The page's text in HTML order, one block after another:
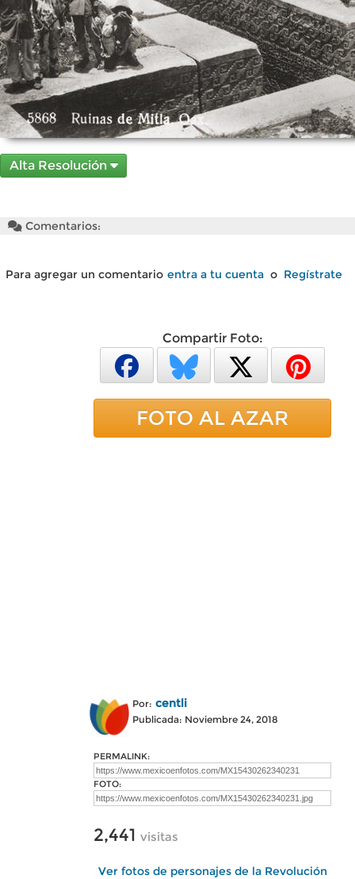
Alta Resolución
Comentarios:
Para agregar un comentario entra a tu cuenta o Regístrate
Compartir Foto:
FOTO AL AZAR
Por: centli
Publicada: Noviembre 24, 2018
PERMALINK:
FOTO:
2,441 visitas
Ver fotos de personajes de la Revolución